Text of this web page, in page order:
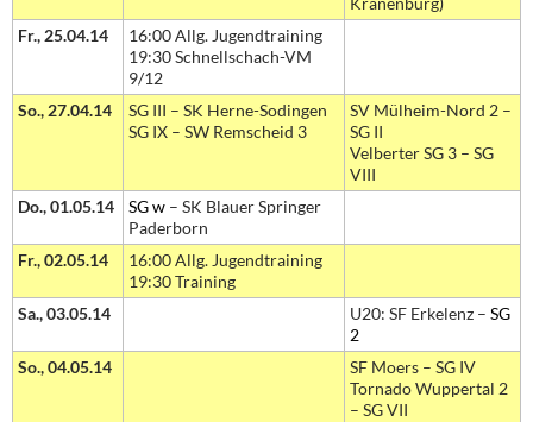
Fr., 25.04.14
16:00 Allg. Jugendtraining
19:30 Schnellschach-VM
9/12
So., 27.04.14
SG III – SK Herne-Sodingen
SG IX – SW Remscheid 3
SV Mülheim-Nord 2 –
SG II
Velberter SG 3 – SG
VIII
Do., 01.05.14
SG w – SK Blauer Springer
Paderborn
Fr., 02.05.14
16:00 Allg. Jugendtraining
19:30 Training
Sa., 03.05.14
U20: SF Erkelenz – SG
2
So., 04.05.14
SF Moers – SG IV
Tornado Wuppertal 2
– SG VII